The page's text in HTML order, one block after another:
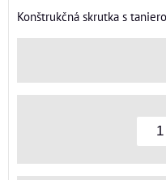
Konštrukčná skrutka s